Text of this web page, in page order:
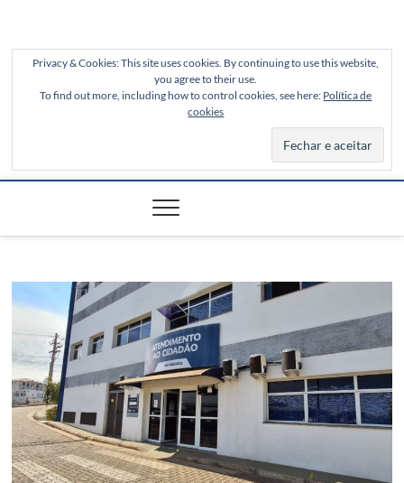
Privacy & Cookies: This site uses cookies. By continuing to use this website,
you agree to their use.
To find out more, including how to control cookies, see here: Política de
cookies